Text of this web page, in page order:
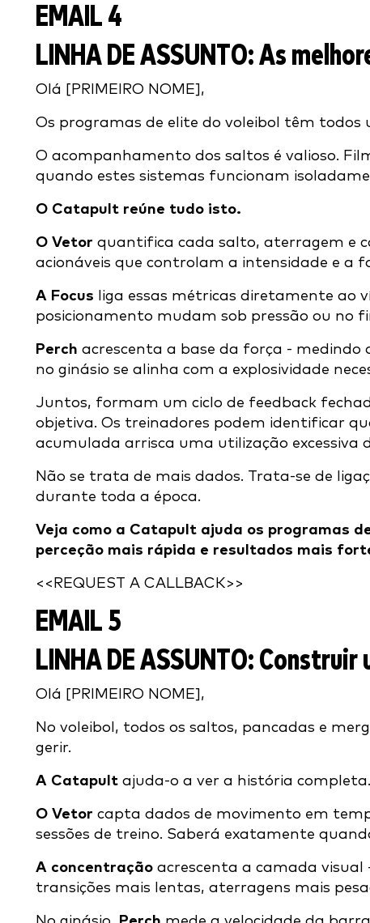
EMAIL 4
LINHA DE ASSUNTO:As
Olá [PRIMEIRO NOME],
Os programas de elite do voleibol têm
O acompanhamento dos saltos é valioso.
quando estes sistemas funcionam
O Catapult reúne tudo isto.
O Vetor quantifica cada salto, aterragem e
acionáveis que controlam a intensidade e a
A Focus liga essas métricas diretamente ao
posicionamento mudam sob pressão ou no
Perch acrescenta a base da força - medindo
no ginásio se alinha com a explosividade
Juntos, formam um ciclo de feedback
objetiva. Os treinadores podem identificar
acumulada arrisca uma utilização excessiva
Não se trata de mais dados. Trata-se de
durante toda a época.
Veja como a Catapult ajuda os programas
perceção mais rápida e resultados mais
<<REQUEST A CALLBACK>>
EMAIL 5
LINHA DE ASSUNTO: Construir
Olá [PRIMEIRO NOME],
No voleibol, todos os saltos, pancadas e
gerir.
A Catapult ajuda-o a ver a história completa.
O Vetor capta dados de movimento em
sessões de treino. Saberá exatamente
A concentração acrescenta a camada
transições mais lentas, aterragens mais